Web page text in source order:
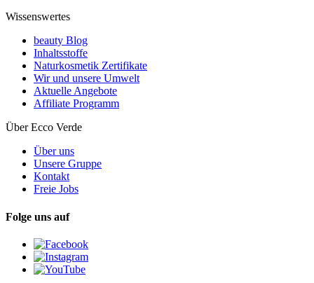
Wissenswertes
beauty Blog
Inhaltsstoffe
Naturkosmetik Zertifikate
Wir und unsere Umwelt
Aktuelle Angebote
Affiliate Programm
Über Ecco Verde
Über uns
Unsere Gruppe
Kontakt
Freie Jobs
Folge uns auf